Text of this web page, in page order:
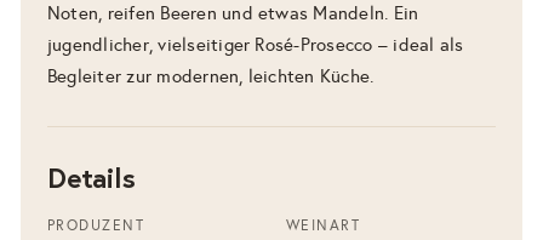
Noten, reifen Beeren und etwas Mandeln. Ein
jugendlicher, vielseitiger Rosé-Prosecco – ideal als
Begleiter zur modernen, leichten Küche.
Details
PRODUZENT WEINART